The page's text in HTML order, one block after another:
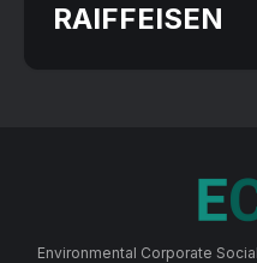
RAIFFEISEN
Environmental Corporate